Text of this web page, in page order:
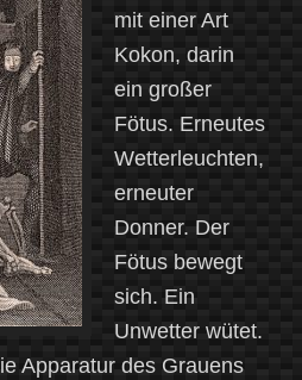
mit einer Art
Kokon, darin
ein großer
Fötus. Erneutes
Wetterleuchten,
erneuter
Donner. Der
Fötus bewegt
sich. Ein
Unwetter wütet.
Apparatur des Grauens